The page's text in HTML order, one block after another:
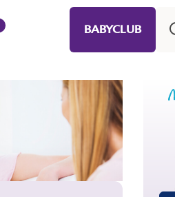
BABYCLUB